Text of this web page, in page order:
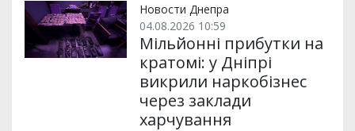
Новости Днепра
04.08.2026 10:59
Мільйонні прибутки на
кратомі: у Дніпрі
викрили наркобізнес
через заклади
харчування